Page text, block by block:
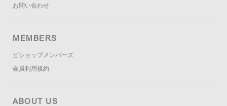
お問い合わせ
MEMBERS
ビショップメンバーズ
会員利用規約
ABOUT US